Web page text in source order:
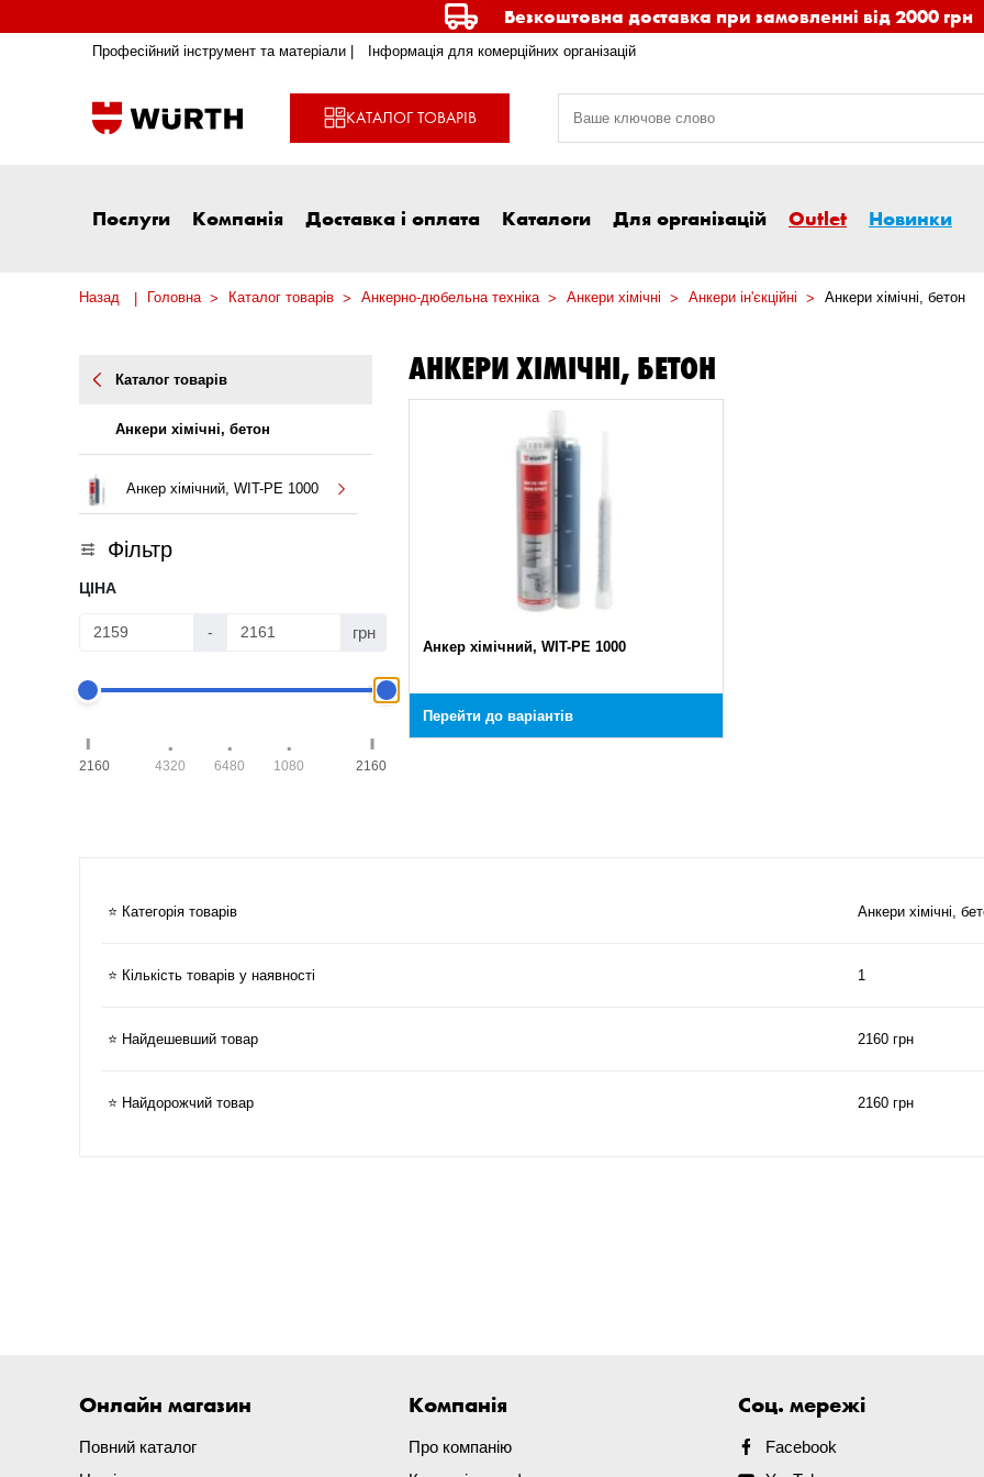
Безкоштовна доставка при замовленні від 2000 грн
Професійний інструмент та матеріали | Інформація для комерційних організацій
КАТАЛОГ ТОВАРІВ
Послуги Компанія Доставка і оплата Каталоги Для організацій Outlet Новинки
Назад Головна Каталог товарів Анкерно-дюбельна техніка Анкери хімічні Анкери ін'єкційні Анкери хімічні, бетон
Каталог товарів
Анкери хімічні, бетон
Анкер хімічний, WIT-PE 1000
Фільтр
ЦІНА
- грн
2160 4320 6480 1080 2160
АНКЕРИ ХІМІЧНІ, БЕТОН
Анкер хімічний, WIT-PE 1000
Перейти до варіантів
⭐ Категорія товарів Анкери хімічні,
⭐ Кількість товарів у наявності 1
⭐ Найдешевший товар 2160 грн
⭐ Найдорожчий товар 2160 грн
Онлайн магазин
Повний каталог
Компанія
Про компанію
Соц. мережі
Facebook